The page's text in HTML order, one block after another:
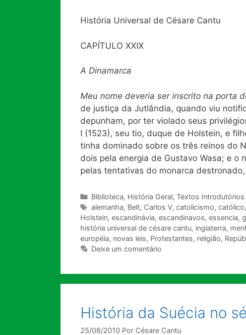
História Universal de Césare Cantu
CAPÍTULO XXIX
A Dinamarca
Meu nome deveria ser inscrito na porta
de justiça da Jutlândia, quando viu
depunham, por ter violado seus
I (1523), seu tio, duque de Holstein, e
tinha dominado sobre os três reinos do
dois pela energia de Gustavo Wasa; e
pelas tentativas do monarca
Categorias
Biblioteca, História Geral, Textos Introdutórios
Tags
alemanha, Belt, Carlos V, catolicismo, católico,
Holstein, escandinávia, escandinavos, essencia,
história universal de césare cantu, inglaterra,
européia, novas leis, Protestantes, religião,
Deixe um comentário
História da Suécia no
25/08/2010 Por Césare Cantu